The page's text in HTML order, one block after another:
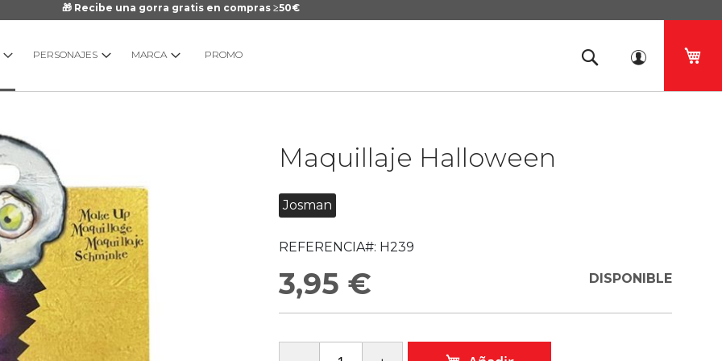
🎁 Recibe una gorra gratis en compras ≥50€
PERSONAJES MARCA PROMO
Maquillaje Halloween
Josman
REFERENCIA#: H239
3,95 € DISPONIBLE
imágenes